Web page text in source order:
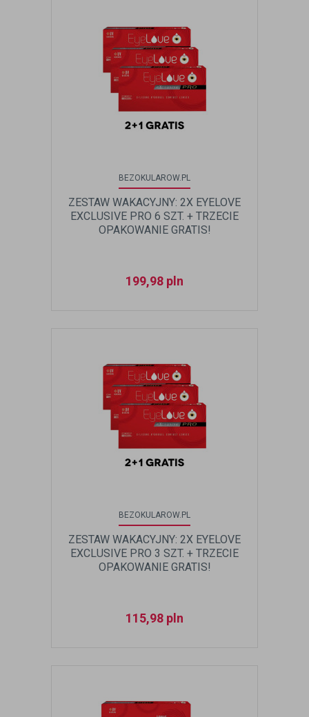
BEZOKULAROW.PL
ZESTAW WAKACYJNY: 2X EYELOVE
EXCLUSIVE PRO 6 SZT. + TRZECIE
OPAKOWANIE GRATIS!
199,98 pln
BEZOKULAROW.PL
ZESTAW WAKACYJNY: 2X EYELOVE
EXCLUSIVE PRO 3 SZT. + TRZECIE
OPAKOWANIE GRATIS!
115,98 pln